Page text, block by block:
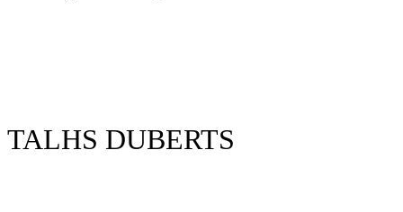
TALHS DUBERTS